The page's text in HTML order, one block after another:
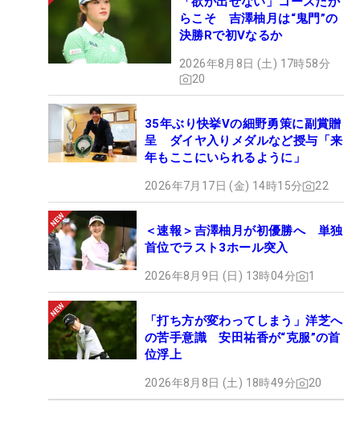
らこそ 吉澤柚月は“鬼門”の
決勝Rで初Vなるか
2026年8月8日 (土) 17時58分
20
35年ぶり快挙Vの細野勇策に副賞贈
呈 ダイヤ入りメダルなど授与「来
年もここにいられるように」
2026年7月17日 (金) 14時15分 22
＜速報＞吉澤柚月が初優勝へ 単独
首位でラスト3ホール突入
2026年8月9日 (日) 13時04分 1
「打ち方が変わってしまう」洋芝へ
の苦手意識 安田祐香が“克服”の首
位浮上
2026年8月8日 (土) 18時49分 20